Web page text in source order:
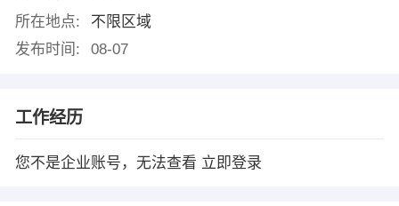
所在地点:
不限区域
发布时间:
08-07
工作经历
您不是企业账号，无法查看 立即登录